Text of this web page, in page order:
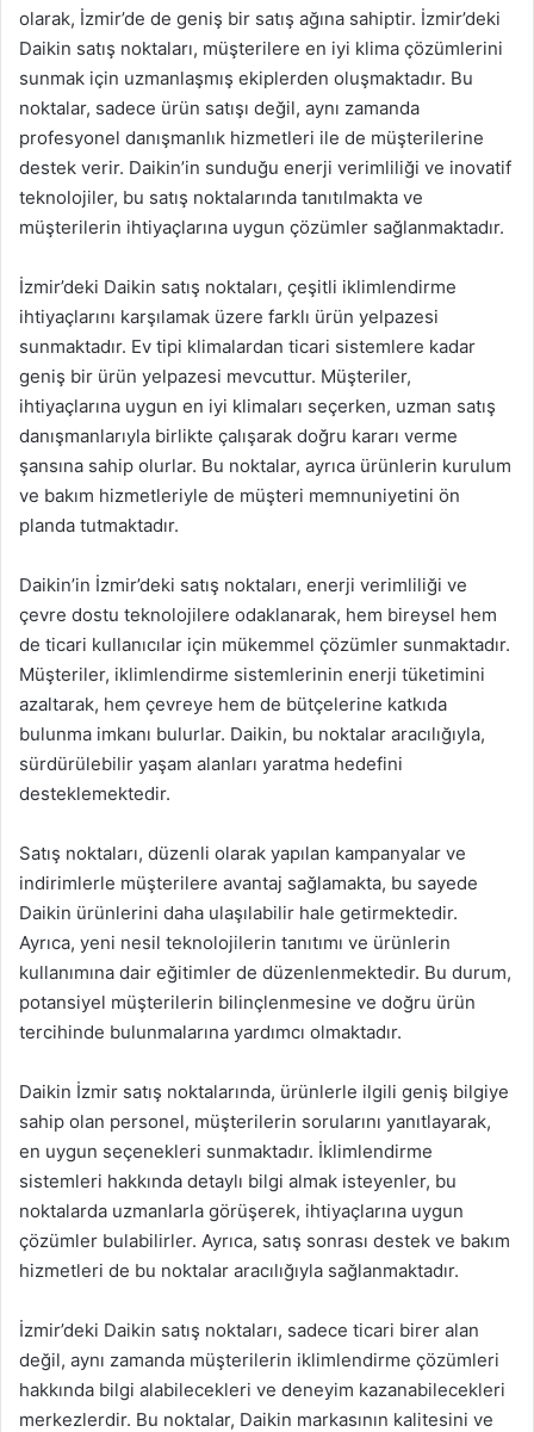
olarak, İzmir’de de geniş bir satış ağına sahiptir. İzmir’deki
Daikin satış noktaları, müşterilere en iyi klima çözümlerini
sunmak için uzmanlaşmış ekiplerden oluşmaktadır. Bu
noktalar, sadece ürün satışı değil, aynı zamanda
profesyonel danışmanlık hizmetleri ile de müşterilerine
destek verir. Daikin’in sunduğu enerji verimliliği ve inovatif
teknolojiler, bu satış noktalarında tanıtılmakta ve
müşterilerin ihtiyaçlarına uygun çözümler sağlanmaktadır.
İzmir’deki Daikin satış noktaları, çeşitli iklimlendirme
ihtiyaçlarını karşılamak üzere farklı ürün yelpazesi
sunmaktadır. Ev tipi klimalardan ticari sistemlere kadar
geniş bir ürün yelpazesi mevcuttur. Müşteriler,
ihtiyaçlarına uygun en iyi klimaları seçerken, uzman satış
danışmanlarıyla birlikte çalışarak doğru kararı verme
şansına sahip olurlar. Bu noktalar, ayrıca ürünlerin kurulum
ve bakım hizmetleriyle de müşteri memnuniyetini ön
planda tutmaktadır.
Daikin’in İzmir’deki satış noktaları, enerji verimliliği ve
çevre dostu teknolojilere odaklanarak, hem bireysel hem
de ticari kullanıcılar için mükemmel çözümler sunmaktadır.
Müşteriler, iklimlendirme sistemlerinin enerji tüketimini
azaltarak, hem çevreye hem de bütçelerine katkıda
bulunma imkanı bulurlar. Daikin, bu noktalar aracılığıyla,
sürdürülebilir yaşam alanları yaratma hedefini
desteklemektedir.
Satış noktaları, düzenli olarak yapılan kampanyalar ve
indirimlerle müşterilere avantaj sağlamakta, bu sayede
Daikin ürünlerini daha ulaşılabilir hale getirmektedir.
Ayrıca, yeni nesil teknolojilerin tanıtımı ve ürünlerin
kullanımına dair eğitimler de düzenlenmektedir. Bu durum,
potansiyel müşterilerin bilinçlenmesine ve doğru ürün
tercihinde bulunmalarına yardımcı olmaktadır.
Daikin İzmir satış noktalarında, ürünlerle ilgili geniş bilgiye
sahip olan personel, müşterilerin sorularını yanıtlayarak,
en uygun seçenekleri sunmaktadır. İklimlendirme
sistemleri hakkında detaylı bilgi almak isteyenler, bu
noktalarda uzmanlarla görüşerek, ihtiyaçlarına uygun
çözümler bulabilirler. Ayrıca, satış sonrası destek ve bakım
hizmetleri de bu noktalar aracılığıyla sağlanmaktadır.
İzmir’deki Daikin satış noktaları, sadece ticari birer alan
değil, aynı zamanda müşterilerin iklimlendirme çözümleri
hakkında bilgi alabilecekleri ve deneyim kazanabilecekleri
merkezlerdir. Bu noktalar, Daikin markasının kalitesini ve